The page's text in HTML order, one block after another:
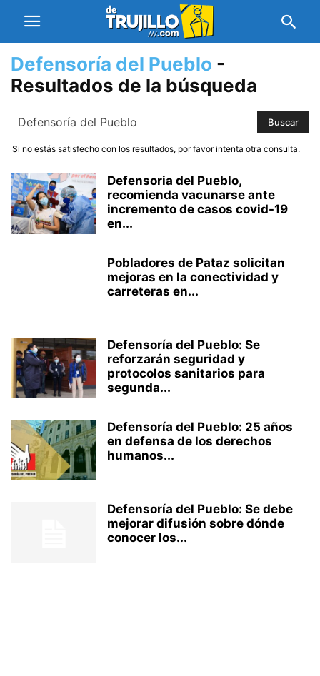
Defensoría del Pueblo -
Resultados de la búsqueda
Si no estás satisfecho con los resultados, por favor intenta otra consulta.
Defensoria del Pueblo,
recomienda vacunarse ante
incremento de casos covid-19
en...
Pobladores de Pataz solicitan
mejoras en la conectividad y
carreteras en...
Defensoría del Pueblo: Se
reforzarán seguridad y
protocolos sanitarios para
segunda...
Defensoría del Pueblo: 25 años
en defensa de los derechos
humanos...
Defensoría del Pueblo: Se debe
mejorar difusión sobre dónde
conocer los...